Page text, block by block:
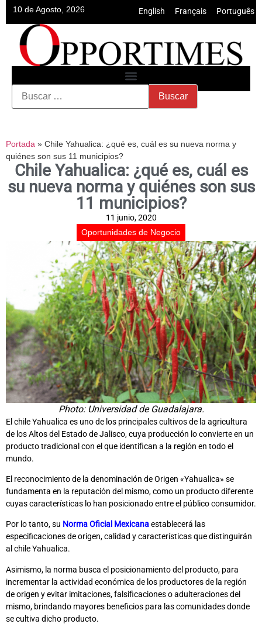
10 de Agosto, 2026 English Français Português
Portada » Chile Yahualica: ¿qué es, cuál es su nueva norma y
quiénes son sus 11 municipios?
Chile Yahualica: ¿qué es, cuál es
su nueva norma y quiénes son sus
11 municipios?
11 junio, 2020
Oportunidades de Negocio
Photo: Universidad de Guadalajara.
El chile Yahualica es uno de los principales cultivos de la agricultura
de los Altos del Estado de Jalisco, cuya producción lo convierte en un
producto tradicional con el que identifican a la región en todo el
mundo.
El reconocimiento de la denominación de Origen «Yahualica» se
fundamenta en la reputación del mismo, como un producto diferente
cuyas características lo han posicionado entre el público consumidor.
Por lo tanto, su Norma Oficial Mexicanaestablecerá las
especificaciones de origen, calidad y características que distinguirán
al chile Yahualica.
Asimismo, la norma busca el posicionamiento del producto, para
incrementar la actividad económica de los productores de la región
de origen y evitar imitaciones, falsificaciones o adulteraciones del
mismo, brindando mayores beneficios para las comunidades donde
se cultiva dicho producto.